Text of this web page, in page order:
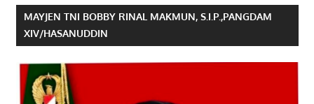
MAYJEN TNI BOBBY RINAL MAKMUN, S.I.P.,PANGDAM
XIV/HASANUDDIN